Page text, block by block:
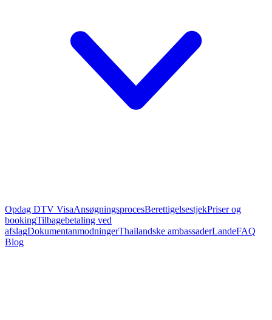
Opdag DTV VisaAnsøgningsprocesBerettigelsestjekPriser og
bookingTilbagebetaling ved
afslagDokumentanmodningerThailandske ambassaderLandeFAQ
Blog